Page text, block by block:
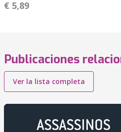
€ 5,89
Publicaciones
Ver la lista completa